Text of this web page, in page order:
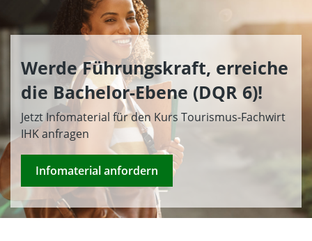
Werde Führungskraft, erreiche
die Bachelor-Ebene (DQR 6)!
Jetzt Infomaterial für den Kurs Tourismus-Fachwirt
IHK anfragen
Infomaterial anfordern